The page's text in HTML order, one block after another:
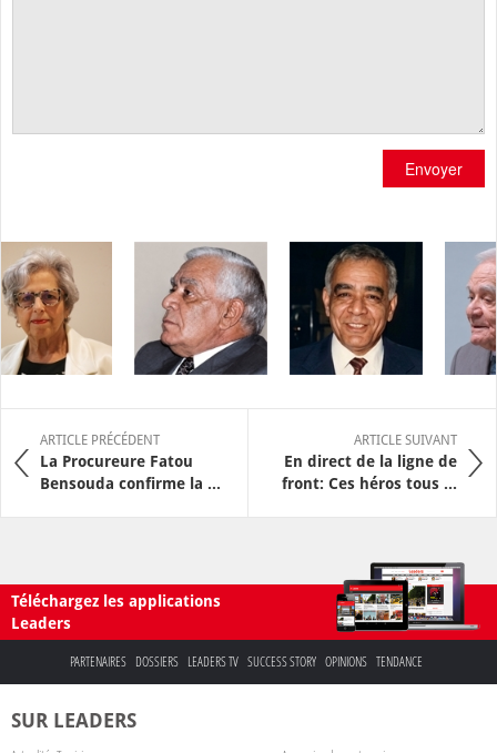
Envoyer
ARTICLE PRÉCÉDENT
La Procureure Fatou
Bensouda confirme la ...
ARTICLE SUIVANT
En direct de la ligne de
front: Ces héros tous ...
Téléchargez les applications
Leaders
PARTENAIRES DOSSIERS LEADERS TV SUCCESS STORY OPINIONS TENDANCE
SUR LEADERS